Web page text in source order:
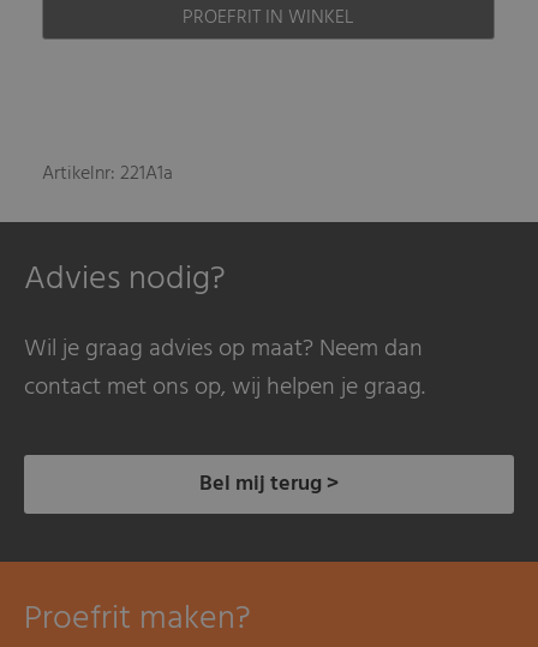
PROEFRIT IN WINKEL
Artikelnr: 221A1a
Advies nodig?
Wil je graag advies op maat? Neem dan
contact met ons op, wij helpen je graag.
Bel mij terug >
Proefrit maken?